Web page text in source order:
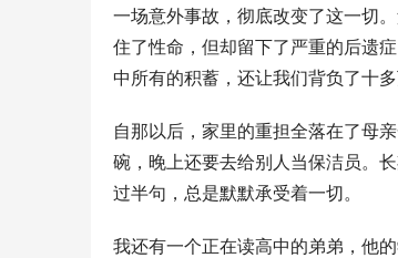
一场意外事故，彻底改变了这一切
住了性命，但却留下了严重的后遗
中所有的积蓄，还让我们背负了十多
自那以后，家里的重担全落在了母
碗，晚上还要去给别人当保洁员。
过半句，总是默默承受着一切。
我还有一个正在读高中的弟弟，他